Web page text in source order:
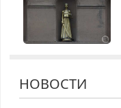
НОВОСТИ